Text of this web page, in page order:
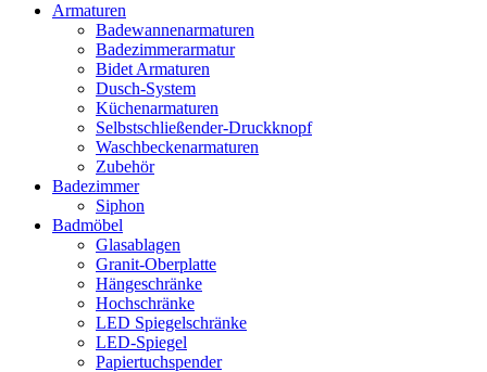
Armaturen
Badewannenarmaturen
Badezimmerarmatur
Bidet Armaturen
Dusch-System
Küchenarmaturen
Selbstschließender-Druckknopf
Waschbeckenarmaturen
Zubehör
Badezimmer
Siphon
Badmöbel
Glasablagen
Granit-Oberplatte
Hängeschränke
Hochschränke
LED Spiegelschränke
LED-Spiegel
Papiertuchspender